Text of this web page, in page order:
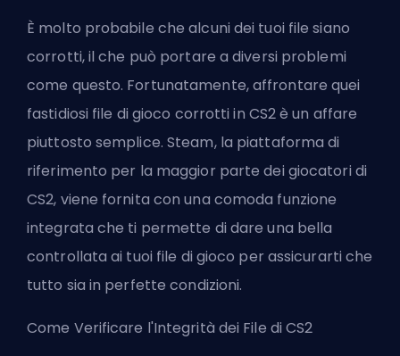
È molto probabile che alcuni dei tuoi file siano
corrotti, il che può portare a diversi problemi
come questo. Fortunatamente, affrontare quei
fastidiosi file di gioco corrotti in CS2 è un affare
piuttosto semplice.Steam, la piattaforma di
riferimento per la maggior parte dei giocatori di
CS2, viene fornita con una comoda funzione
integrata che ti permette di dare una bella
controllata ai tuoi file di gioco per assicurarti che
tutto sia in perfette condizioni.
Come Verificare l'Integrità dei File di CS2